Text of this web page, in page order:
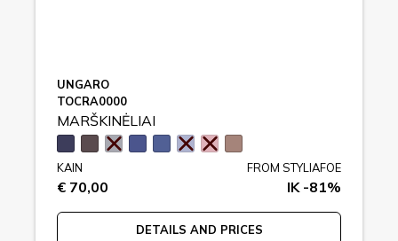
UNGARO
TOCRA0000
MARŠKINĖLIAI
KAIN
€ 70,00
FROM STYLIAFOE
IK -81%
DETAILS AND PRICES